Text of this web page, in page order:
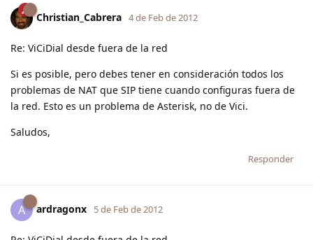
Christian_Cabrera 4 de Feb de 2012
Re: ViCiDial desde fuera de la red
Si es posible, pero debes tener en consideración todos los
problemas de NAT que SIP tiene cuando configuras fuera de
la red. Esto es un problema de Asterisk, no de Vici.
Saludos,
Responder
A ardragonx 5 de Feb de 2012